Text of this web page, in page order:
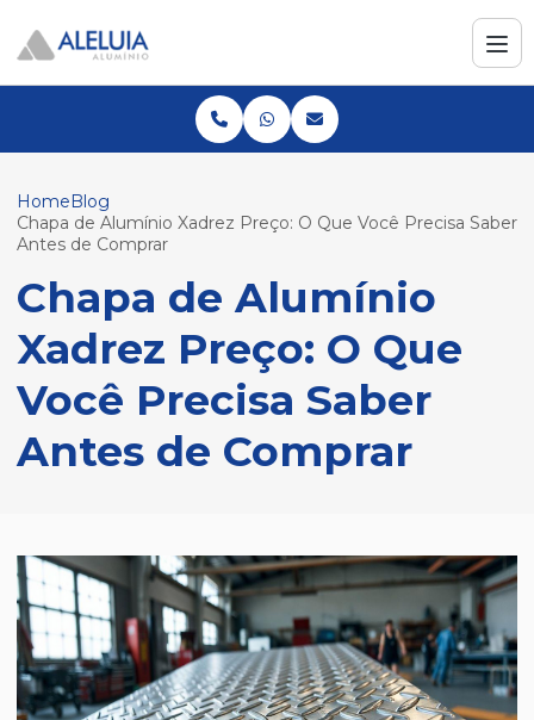
HomeBlog
Chapa de Alumínio Xadrez Preço: O Que Você Precisa Saber
Antes de Comprar
Chapa de Alumínio
Xadrez Preço: O Que
Você Precisa Saber
Antes de Comprar